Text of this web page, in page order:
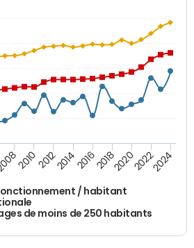
/ habitant
de moins de 250 habitants
20102012201420162018202020222024